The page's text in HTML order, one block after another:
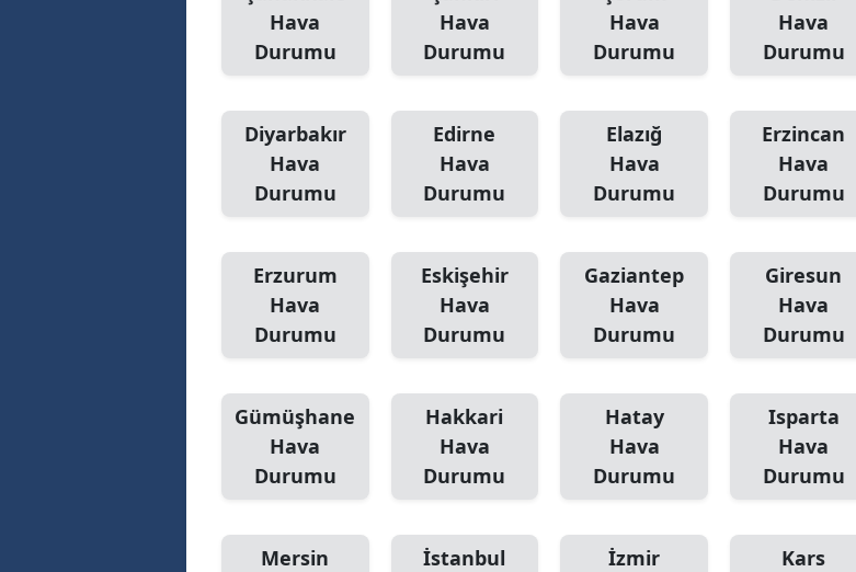
Niğde
Ordu
Rize
Samsun
Sinop
Sivas
Tokat
Trabzon
Şanlıurfa
Hava
Durumu
Hava
Durumu
Hava
Durumu
Hava
Durumu
Diyarbakır
Hava
Durumu
Edirne
Hava
Durumu
Elazığ
Hava
Durumu
Erzincan
Hava
Durumu
Erzurum
Hava
Durumu
Eskişehir
Hava
Durumu
Gaziantep
Hava
Durumu
Giresun
Hava
Durumu
Gümüşhane
Hava
Durumu
Hakkari
Hava
Durumu
Hatay
Hava
Durumu
Isparta
Hava
Durumu
Mersin
İstanbul
İzmir
Kars